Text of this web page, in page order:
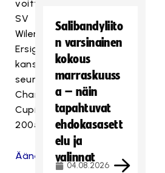
voitti
SV
Wiler-
Ersigenin
kanssa
seurajoukkueiden
Champions
Cupin
2005.
Äänestykseen
Salibandyliito
n varsinainen
kokous
marraskuuss
a – näin
tapahtuvat
ehdokasasett
elu ja
valinnat
04.08.2026